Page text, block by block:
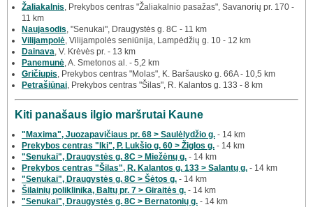
Žaliakalnis , Prekybos centras "Žaliakalnio pasažas", Savanorių pr. 170 -
11 km
Naujasodis , "Senukai", Draugystės g. 8C - 11 km
Vilijampolė , Vilijampolės seniūnija, Lampėdžių g. 10 - 12 km
Dainava , V. Krėvės pr. - 13 km
Panemunė , A. Smetonos al. - 5,2 km
Gričiupis , Prekybos centras "Molas", K. Baršausko g. 66A - 10,5 km
Petrašiūnai , Prekybos centras "Šilas", R. Kalantos g. 133 - 8 km
Kiti panašaus ilgio maršrutai Kaune
"Maxima", Juozapavičiaus pr. 68 > Saulėlydžio g. - 14 km
Prekybos centras "Iki", P. Lukšio g. 60 > Žiglos g. - 14 km
"Senukai", Draugystės g. 8C > Miežėnų g. - 14 km
Prekybos centras "Šilas", R. Kalantos g. 133 > Salantų g. - 14 km
"Senukai", Draugystės g. 8C > Šėtos g. - 14 km
Šilainių poliklinika, Baltų pr. 7 > Giraitės g. - 14 km
"Senukai", Draugystės g. 8C > Bernatonių g. - 14 km